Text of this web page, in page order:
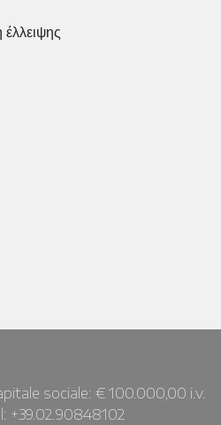
sociale: € 100.000,00 i.v.
+39.02.90848102